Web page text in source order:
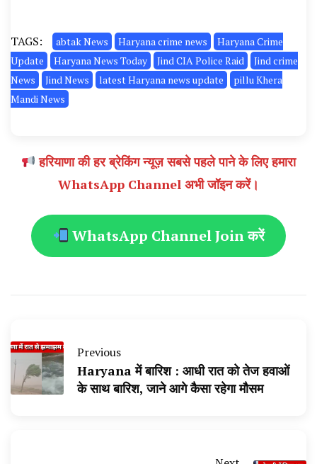
TAGS: abtak News Haryana crime news
Haryana Crime
Update
Haryana News Today Jind CIA Police Raid
Jind crime
News
Jind News latest Haryana news update
pillu Khera
Mandi News
हरियाणा की हर ब्रेकिंग न्यूज़ सबसे पहले पाने के लिए हमारा
WhatsApp Channel अभी जॉइन करें।
WhatsApp Channel Join करें
Previous
Haryana में बारिश : आधी रात को तेज हवाओं
के साथ बारिश, जाने आगे कैसा रहेगा मौसम